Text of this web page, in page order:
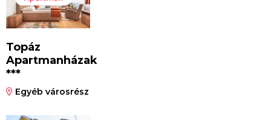
Topáz
Apartmanházak
***
Egyéb városrész